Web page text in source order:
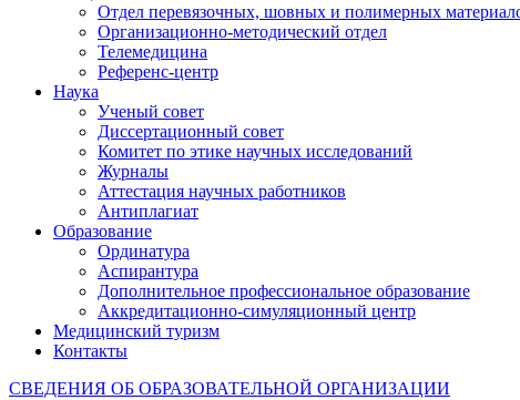
Отдел перевязочных, шовных и полимерных
Организационно-методический отдел
Телемедицина
Референс-центр
Наука
Ученый совет
Диссертационный совет
Комитет по этике научных исследований
Журналы
Аттестация научных работников
Антиплагиат
Образование
Ординатура
Аспирантура
Дополнительное профессиональное образование
Аккредитационно-симуляционный центр
Медицинский туризм
Контакты
СВЕДЕНИЯ ОБ ОБРАЗОВАТЕЛЬНОЙ ОРГАНИЗАЦИИ